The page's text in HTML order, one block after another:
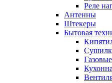
Реле
Антенны
Штекеры
Бытовая